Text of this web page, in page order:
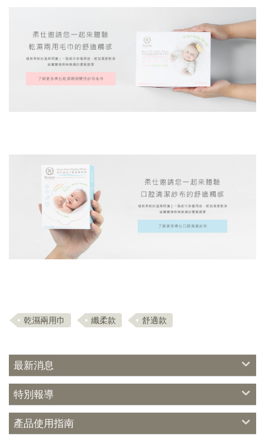
乾濕兩用巾 纖柔款 舒適款
最新消息
特別報導
產品使用指南